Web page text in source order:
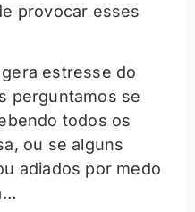
provocar esses
estresse do
perguntamos se
todos os
ou se alguns
adiados por medo